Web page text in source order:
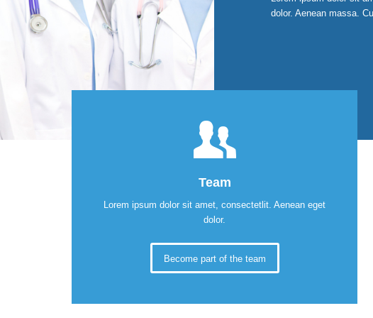
dolor. Aenean massa.
Team
Lorem ipsum dolor sit amet, consectetlit. Aenean eget
dolor.
Become part of the team